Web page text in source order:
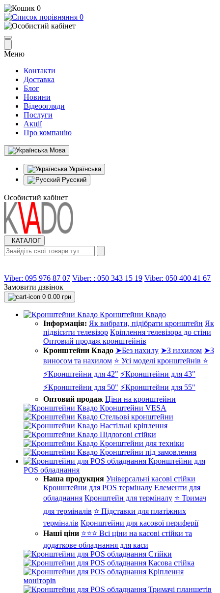
0
0
Меню
Контакти
Доставка
Блог
Новини
Відеоогляди
Послуги
Акції
Про компанію
Мова
Українська
Русский
Особистий кабінет
КАТАЛОГ
Viber: 095 976 87 07 Viber: : 050 343 15 19‬ Viber: 050 400 41 67
Замовити дзвінок
0 0.00 грн
Кронштейни Квадо
Інформація: Як вибрати, підібрати кронштейн Як
підвісити телевізор Кріплення телевізора до стіни
Оптовий продаж кронштейнів
Кронштейни Квадо ➤Без нахилу ➤З нахилом ➤З
виносом та нахилом ⭐ Усі моделі кронштейнів ⭐
⚡Кронштейни для 42" ⚡Кронштейни для 43"
⚡Кронштейни для 50" ⚡Кронштейни для 55"
Оптовий продаж Ціни на кронштейни
Кронштейни VESA
Стельові кронштейни
Настільні кріплення
Підлогові стійки
Кронштейни для техніки
Кронштейни під замовлення
Кронштейни для
POS обладнання
Наша продукция Універсальні касові стійки
Кронштейни для POS терміналу Елементи для
обладнання Кронштейн для терміналу ⭐ Тримач
для терміналів ⭐ Підставки для платіжних
терміналів Кронштейни для касової периферії
Наші ціни ⭐⭐⭐ Всі ціни на касові стійки та
додаткове обладнання для каси
Стійки
Касова стійка
Кріплення
моніторів
Тримачі планшетів